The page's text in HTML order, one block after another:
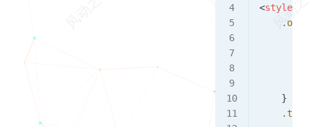
<style
    .one
    }
    .two